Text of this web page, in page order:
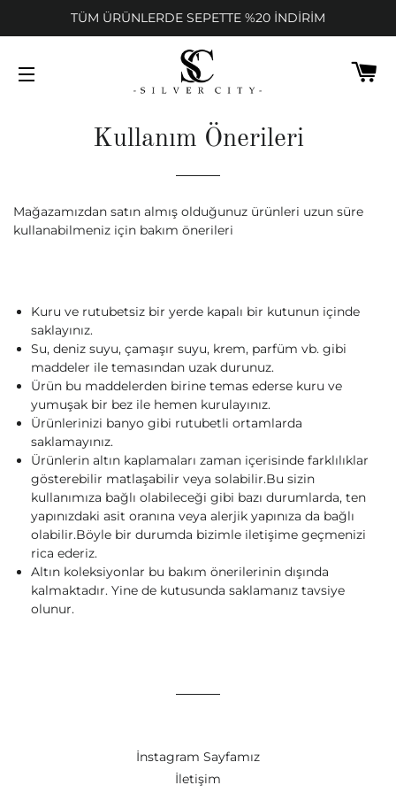
TÜM ÜRÜNLERDE SEPETTE %20 İNDİRİM
SITEDE GEZINME
Kullanım Önerileri
Mağazamızdan satın almış olduğunuz ürünleri uzun süre
kullanabilmeniz için bakım önerileri
Kuru ve rutubetsiz bir yerde kapalı bir kutunun içinde
saklayınız.
Su, deniz suyu, çamaşır suyu, krem, parfüm vb. gibi
maddeler ile temasından uzak durunuz.
Ürün bu maddelerden birine temas ederse kuru ve
yumuşak bir bez ile hemen kurulayınız.
Ürünlerinizi banyo gibi rutubetli ortamlarda
saklamayınız.
Ürünlerin altın kaplamaları zaman içerisinde farklılıklar
gösterebilir matlaşabilir veya solabilir.Bu sizin
kullanımıza bağlı olabileceği gibi bazı durumlarda, ten
yapınızdaki asit oranına veya alerjik yapınıza da bağlı
olabilir.Böyle bir durumda bizimle iletişime geçmenizi
rica ederiz.
Altın koleksiyonlar bu bakım önerilerinin dışında
kalmaktadır. Yine de kutusunda saklamanız tavsiye
olunur.
İnstagram Sayfamız
İletişim